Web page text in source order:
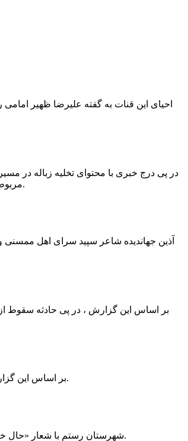
در پی درج خبری با محتوای تخلیه زباله در
مربوطه جهت انتقال این زباله ها توسط لودر به سایت و دفن آنها، سید مهدی حسینی دهیار چمگل با ارسال تصاویری خبر از جمع آوری این زباله ها توسط شهرداری داد.
آذین جهاندیده شاعر سپید سرای اهل ممسنی
بر اساس این گزارش ، در پی حادثه سقوط
بر اساس این گزارش مرکز تاکسی بی سیم ممسنی به دلیل نداشتن پروانه ی کسب به استناد ماده ی ۲۷ و ۲۸ قانون نظام صنفی با دستور مقام قضایی تا اطلاع ثانوی پلمپ گردید.
شهرستان رستم با شعار «حال خوش کتابخوانی، در سرزمین زرد طلایی رستم» و هماهنگی و همکاری همه دستگاه های فرهنگی و مردم آمادگی خود را برای نامزدی پایخت کتاب ایران اعلام کرد.